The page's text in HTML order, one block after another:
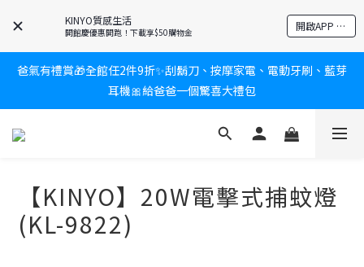
KINYO質感生活
開館慶優惠開跑！下載享$50購物金 開啟APP 享隱藏優惠
新會員送$100購物金✨再享消費回饋無極限
新會員送$100購物金✨再享消費回饋無極限
爸氣有禮賞🎁全館任2件9折✨刮鬍刀、按摩家電、電動牙刷、藍芽
耳機🎀給爸爸一個驚喜大禮包
炎熱夏日救星☀️秒凍扇登場💙半導體製冷 x 微米級冰霧，一秒開
新會員送$100購物金✨再享消費回饋無極限
【KINYO】20W電擊式捕蚊燈
(KL-9822)